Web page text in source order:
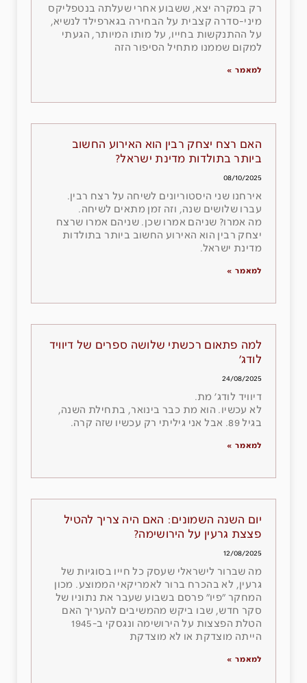
רק במקרה יצא, ששבוע אחרי שעלתה בנטפליקס
מיני-סדרה קצבית על הבחירה בגארפילד לנשיא,
על ההתנקשות בחייו, על מותו המיותר, הגעתי
למקום שממנו מתחיל הסיפור הזה
למאמר »
האם רצח יצחק רבין הוא האירוע החשוב
ביותר בתולדות מדינת ישראל?
08/10/2025
אירחנו שני היסטוריונים לשיחה על רצח רבין.
עברו שלושים שנה, וזה זמן מתאים לשיחה.
מה אמרו? שניהם אמרו שכן. שניהם אמרו שרצח
יצחק רבין הוא האירוע החשוב ביותר בתולדות
מדינת ישראל.
למאמר »
למה פתאום רכשתי שלושה ספרים של דיוויד
לודג׳
24/08/2025
דיוויד לודג׳ מת.
לא עכשיו. הוא מת כבר בינואר, בתחילת השנה,
בגיל 89. אבל אני גיליתי רק עכשיו שזה קרה.
למאמר »
יום השנה השמונים: האם היה צריך להטיל
פצצת גרעין על הירושימה?
12/08/2025
מה שברור לישראלי שעסק כל חייו בסוגיות של
גרעין, לא בהכרח ברור לאמריקאי הממוצע. מכון
המחקר ״פיו״ פרסם בשבוע שעבר את נתוניו של
סקר חדש, שבו ביקש מהמשיבים להעריך האם
הטלת הפצצות על הירושימה ונגסקי ב-1945
הייתה מוצדקת או לא מוצדקת
למאמר »